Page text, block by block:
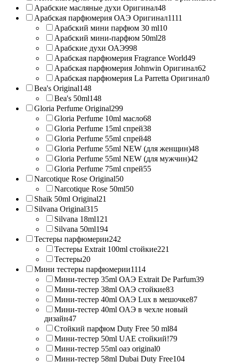
Арабские масляные духи Оригинал48
Арабская парфюмерия ОАЭ Оригинал1111
Арабский мини парфюм 30 ml10
Арабский мини-парфюм 50ml28
Арабские духи ОАЭ998
Арабская парфюмерия Fragrance World49
Арабская парфюмерия Johnwin Оригинал62
Арабская парфюмерия La Parretta Оригинал0
Bea's Original148
Bea's 50ml148
Gloria Perfume Original299
Gloria Perfume 10ml масло68
Gloria Perfume 15ml спрей38
Gloria Perfume 55ml спрей48
Gloria Perfume 55ml NEW (для женщин)48
Gloria Perfume 55ml NEW (для мужчин)42
Gloria Perfume 75ml спрей55
Narcotique Rose Original50
Narcotique Rose 50ml50
Shaik 50ml Original21
Silvana Original315
Silvana 18ml121
Silvana 50ml194
Тестеры парфюмерии242
Тестеры Extrait 100ml стойкие221
Тестеры20
Мини тестеры парфюмерии1114
Мини-тестер 35ml ОАЭ Extrait De Parfum39
Мини-тестер 38ml ОАЭ стойкие83
Мини-тестер 40ml ОАЭ Lux в мешочке87
Мини-тестер 40ml ОАЭ в чехле новый
дизайн47
Стойкий парфюм Duty Free 50 ml84
Мини-тестер 50ml UAE стойкий!79
Мини-тестер 55ml оаэ original0
Мини-тестер 58ml Dubai Duty Free104